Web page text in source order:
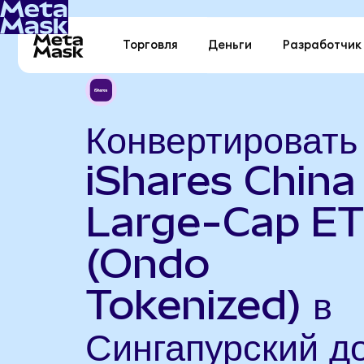
Торговля Деньги Разработчик
Конвертировать
iShares China
Large-Cap
(Ondo
Tokenized) в
Сингапурский